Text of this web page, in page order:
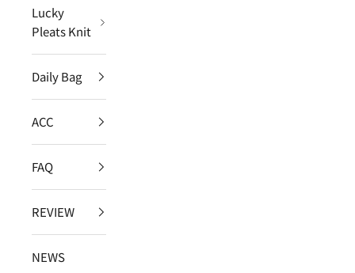
Lucky
Pleats Knit
Daily Bag
ACC
FAQ
REVIEW
NEWS